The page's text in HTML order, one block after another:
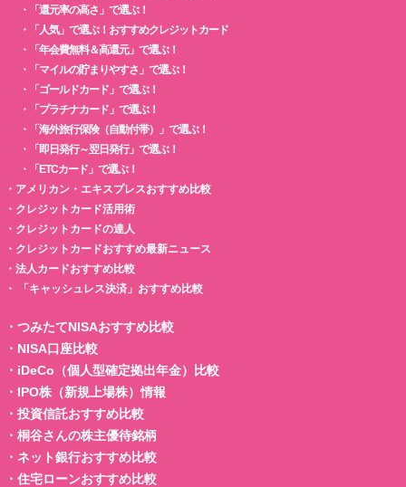
・
「還元率の高さ」で選ぶ！
・
「人気」で選ぶ！おすすめクレジットカード
・
「年会費無料＆高還元」で選ぶ！
・
「マイルの貯まりやすさ」で選ぶ！
・
「ゴールドカード」で選ぶ！
・
「プラチナカード」で選ぶ！
・
「海外旅行保険（自動付帯）」で選ぶ！
・
「即日発行～翌日発行」で選ぶ！
・
「ETCカード」で選ぶ！
・ アメリカン・エキスプレスおすすめ比較
・ クレジットカード活用術
・ クレジットカードの達人
・ クレジットカードおすすめ最新ニュース
・ 法人カードおすすめ比較
・
「キャッシュレス決済」おすすめ比較
・ つみたてNISAおすすめ比較
・ NISA口座比較
・ iDeCo（個人型確定拠出年金）比較
・ IPO株（新規上場株）情報
・ 投資信託おすすめ比較
・ 桐谷さんの株主優待銘柄
・ ネット銀行おすすめ比較
・ 住宅ローンおすすめ比較